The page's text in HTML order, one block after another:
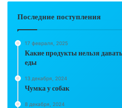
Последние поступления
17 февраля, 2025
Какие продукты нельзя
еды
13 декабря, 2024
Чумка у собак
8 декабря, 2024